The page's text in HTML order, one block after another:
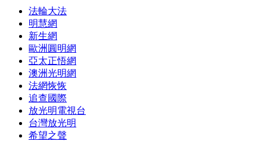
法輪大法
明慧網
新生網
歐洲圓明網
亞太正悟網
澳洲光明網
法網恢恢
追查國際
放光明電視台
台灣放光明
希望之聲